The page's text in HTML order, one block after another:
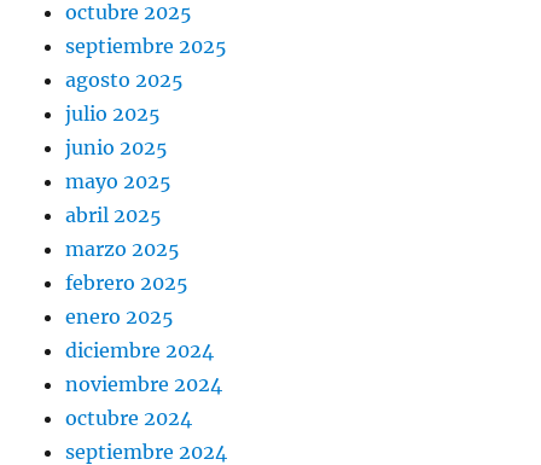
octubre 2025
septiembre 2025
agosto 2025
julio 2025
junio 2025
mayo 2025
abril 2025
marzo 2025
febrero 2025
enero 2025
diciembre 2024
noviembre 2024
octubre 2024
septiembre 2024